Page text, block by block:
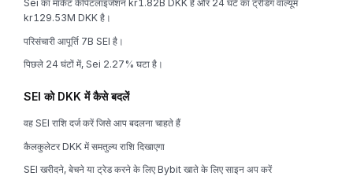
Sei का मार्केट कैपिटलाइजेशन kr1.82B DKK है और 24 घंटे का ट्रेडिंग वॉल्यूम
kr129.53M DKK है।
परिसंचारी आपूर्ति 7B SEI है।
पिछले 24 घंटों में, Sei 2.27% घटा है।
SEI को DKK में कैसे बदलें
वह SEI राशि दर्ज करें जिसे आप बदलना चाहते हैं
कैलकुलेटर DKK में समतुल्य राशि दिखाएगा
SEI खरीदने, बेचने या ट्रेड करने के लिए Bybit खाते के लिए साइन अप करें